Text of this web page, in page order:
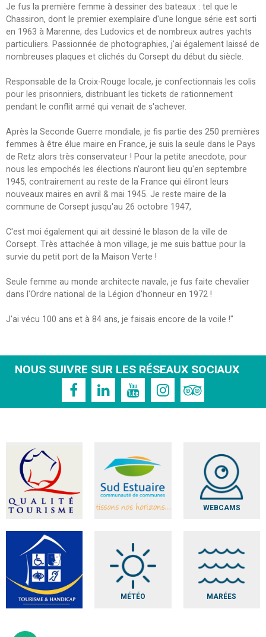
Je fus la première femme à dessiner des bateaux : tel que le
Chassiron, dont le premier exemplaire d'une longue série est sorti
en 1963 à Marenne, des Ludovics et de nombreux autres yachts
particuliers. Passionnée de photographies, j'ai également laissé de
nombreuses plaques et clichés du Corsept du début du siècle.
Responsable de la Croix-Rouge locale, je confectionnais les colis
pour les prisonniers, distribuant les tickets de rationnement
pendant le conflit armé qui venait de s'achever.
Après la Seconde Guerre mondiale, je fis partie des 250 premières
femmes à être élue maire en France, je suis la seule dans le Pays
de Retz alors très conservateur ! Pour la petite anecdote, pour
nous les empochés les élections n'auront lieu qu'en septembre
1945, contrairement au reste de la France qui éliront leurs
nouveaux maires en avril & mai 1945. Je reste maire de la
commune de Corsept jusqu'au 26 octobre 1947,
C'est moi également qui ait dessiné le blason de la ville de
Corsept. Très attachée à mon village, je me suis battue pour la
survie du petit port de la Maison Verte !
Seule femme au monde architecte navale, je fus faite chevalier
dans l'Ordre national de la Légion d'honneur en 1972 !
J'ai vécu 100 ans et à 84 ans, je faisais encore de la voile !"
NOUS SUIVRE SUR LES RÉSEAUX SOCIAUX
WEBCAMS
MÉTÉO MARÉES